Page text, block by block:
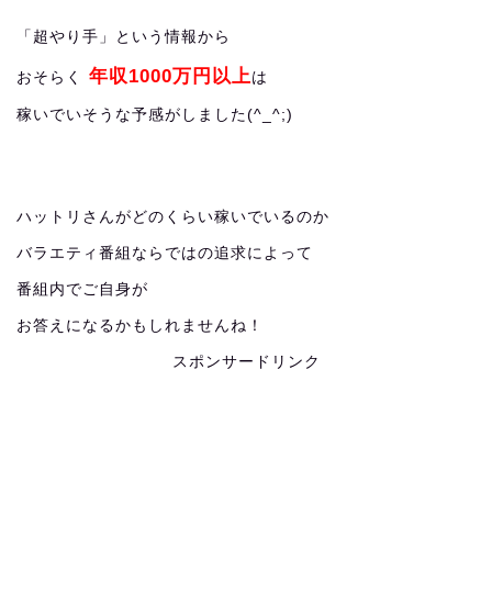
「超やり手」という情報から
おそらく 年収1000万円以上は
稼いでいそうな予感がしました(^_^;)
ハットリさんがどのくらい稼いでいるのか
バラエティ番組ならではの追求によって
番組内でご自身が
お答えになるかもしれませんね！
スポンサードリンク